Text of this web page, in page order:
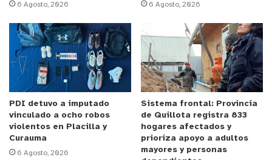
es esencial para entregarnos energía, pero para la
tercera edad que tiene la piel más delgada se
recomienda hacerlo bien temprano en la mañana o
después de las 4 de la tarde y no por más de 20
minutos” comenta Saravia
Finalmente, recomiendan utilizar ropa de colores
claros, tejidos finos y vaporosos evitando colores
oscuros que capten todo el calor. Y para mantener
fresco el hogar “. Mantener las persianas bajadas
6 Agosto, 2026 6 Agosto, 2026
PDI detuvo a imputado
vinculado a ocho robos
violentos en Placilla y
Curauma
6 Agosto, 2026
Sistema frontal: Provincia
de Quillota registra 833
hogares afectados y
prioriza apoyo a adultos
mayores y personas